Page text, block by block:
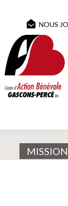
NOUS
MISSION